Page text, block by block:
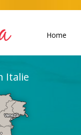
Home
Italie